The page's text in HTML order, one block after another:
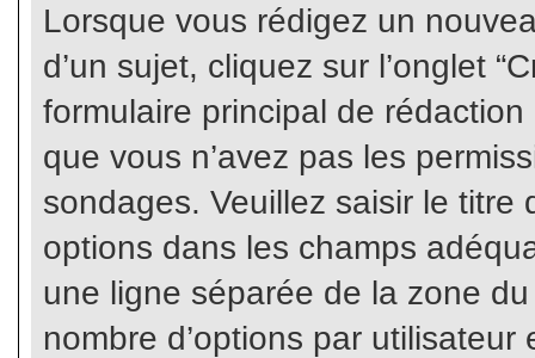
Lorsque vous rédigez un
d’un sujet, cliquez sur l’onglet
formulaire principal de
que vous n’avez pas les
sondages. Veuillez saisir le
options dans les champs
une ligne séparée de la zone
nombre d’options par